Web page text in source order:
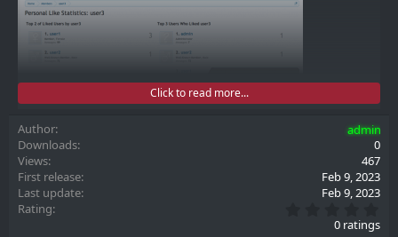
Click to read more...
Author
admin
Downloads
0
Views
467
First release
Feb 9, 2023
Last update
Feb 9, 2023
Rating
.
0 ratings